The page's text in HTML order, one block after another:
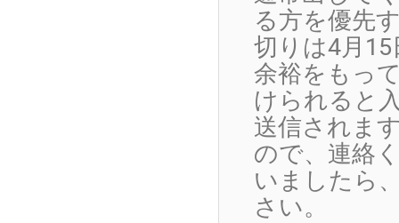
る方を優先
切りは4月
余裕をもっ
けられると
送信されま
ので、連絡
いましたら
さい。